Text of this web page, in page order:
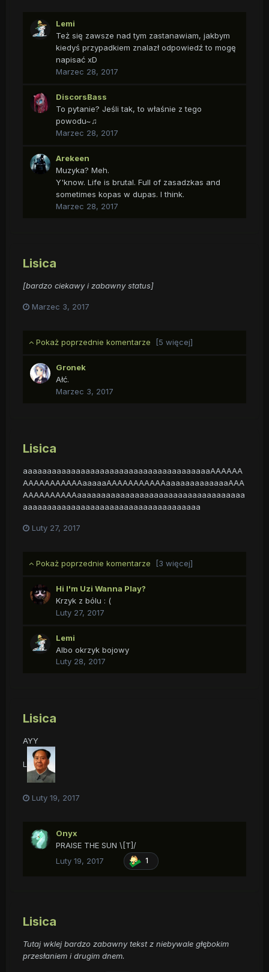
Lemi
Też się zawsze nad tym zastanawiam, jakbym
kiedyś przypadkiem znalazł odpowiedź to mogę
napisać xD
Marzec 28, 2017
DiscorsBass
To pytanie? Jeśli tak, to właśnie z tego
powodu~♫
Marzec 28, 2017
Arekeen
Muzyka? Meh.
Y'know. Life is brutal. Full of zasadzkas and
sometimes kopas w dupas. I think.
Marzec 28, 2017
Lisica
[bardzo ciekawy i zabawny status]
Marzec 3, 2017
Pokaż poprzednie komentarze [5 więcej]
Gronek
Ałć.
Marzec 3, 2017
Lisica
aaaaaaaaaaaaaaaaaaaaaaaaaaaaaaaaaaaaaaaAAAAAA
AAAAAAAAAAAaaaaaAAAAAAAAAAAaaaaaaaaaaaaaAAA
AAAAAAAAAAaaaaaaaaaaaaaaaaaaaaaaaaaaaaaaaaaaa
aaaaaaaaaaaaaaaaaaaaaaaaaaaaaaaaaaaaa
Luty 27, 2017
Pokaż poprzednie komentarze [3 więcej]
Hi I'm Uzi Wanna Play?
Krzyk z bólu : (
Luty 27, 2017
Lemi
Albo okrzyk bojowy
Luty 28, 2017
Lisica
AYY
L
Luty 19, 2017
Onyx
PRAISE THE SUN \[T]/
Luty 19, 2017
1
Lisica
Tutaj wklej bardzo zabawny tekst z niebywale głębokim
przesłaniem i drugim dnem.